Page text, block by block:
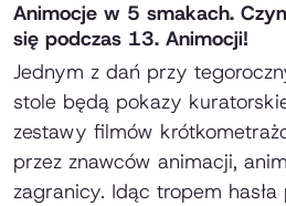
Animocje w 5 smakach.
się podczas 13. Animocji!
Jednym z dań przy
stole będą pokazy
zestawy filmów
przez znawców animacji,
zagranicy. Idąc tropem